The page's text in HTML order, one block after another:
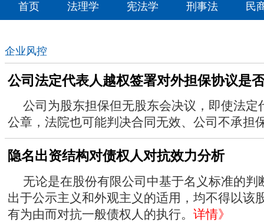
首页 法理学 宪法学 刑事法 民
企业风控
公司法定代表人越权签署对外担保协议是
公司为股东担保但无股东会决议，即使法
公章，法院也可能判决合同无效、公司不承担
隐名出资结构对债权人对抗效力分析
无论是在股份有限公司中基于名义标准的
出于公示主义和外观主义的适用，均不得以该
有为由而对抗一般债权人的执行。 详情》